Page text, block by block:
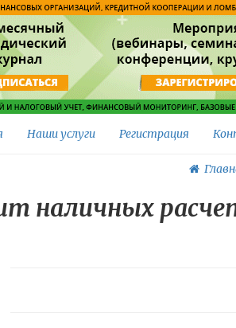
Наши услуги Регистрация
наличных